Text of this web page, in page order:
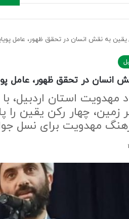
یقین به نقش انسان در تحقق ظهور، عامل
انسان در تحقق ظهور، عامل
مهدویت استان اردبیل،
زمین، چهار رکن یقین را
مهدویت برای نسل جوان